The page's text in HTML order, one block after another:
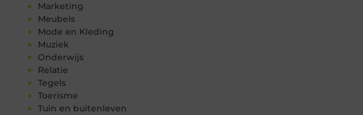
Marketing
Meubels
Mode en Kleding
Muziek
Onderwijs
Relatie
Tegels
Toerisme
Tuin en buitenleven